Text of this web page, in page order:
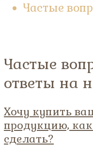
Частые
Частые
ответы на
Хочу купить
продукцию,
сделать?